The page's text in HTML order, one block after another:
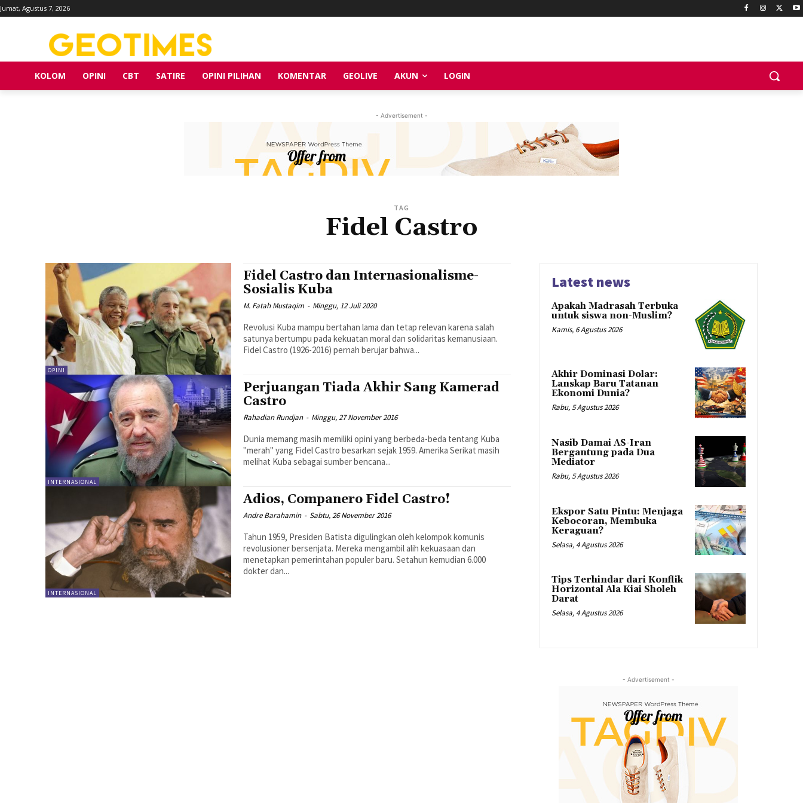
Jumat, Agustus 7, 2026
KOLOM OPINI CBT SATIRE OPINI PILIHAN KOMENTAR GEOLIVE AKUN LOGIN
- Advertisement -
TAG
Fidel Castro
OPINI
Fidel Castro dan Internasionalisme-
Sosialis Kuba
M. Fatah Mustaqim - Minggu, 12 Juli 2020
Revolusi Kuba mampu bertahan lama dan tetap relevan karena salah
satunya bertumpu pada kekuatan moral dan solidaritas kemanusiaan.
Fidel Castro (1926-2016) pernah berujar bahwa...
INTERNASIONAL
Perjuangan Tiada Akhir Sang Kamerad
Castro
Rahadian Rundjan - Minggu, 27 November 2016
Dunia memang masih memiliki opini yang berbeda-beda tentang Kuba
"merah" yang Fidel Castro besarkan sejak 1959. Amerika Serikat masih
melihat Kuba sebagai sumber bencana...
INTERNASIONAL
Adios, Companero Fidel Castro!
Andre Barahamin - Sabtu, 26 November 2016
Tahun 1959, Presiden Batista digulingkan oleh kelompok komunis
revolusioner bersenjata. Mereka mengambil alih kekuasaan dan
menetapkan pemerintahan populer baru. Setahun kemudian 6.000
dokter dan...
Latest news
Apakah Madrasah Terbuka
untuk siswa non-Muslim?
Kamis, 6 Agustus 2026
Akhir Dominasi Dolar:
Lanskap Baru Tatanan
Ekonomi Dunia?
Rabu, 5 Agustus 2026
Nasib Damai AS-Iran
Bergantung pada Dua
Mediator
Rabu, 5 Agustus 2026
Ekspor Satu Pintu: Menjaga
Kebocoran, Membuka
Keraguan?
Selasa, 4 Agustus 2026
Tips Terhindar dari Konflik
Horizontal Ala Kiai Sholeh
Darat
Selasa, 4 Agustus 2026
- Advertisement -